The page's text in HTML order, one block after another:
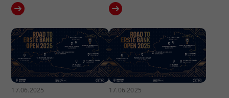
17.06.2025 17.06.2025